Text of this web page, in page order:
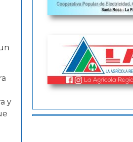
y